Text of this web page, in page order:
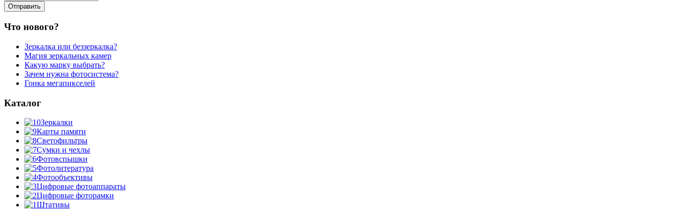
Что нового?
Зеркалка или беззеркалка?
Магия зеркальных камер
Какую марку выбрать?
Зачем нужна фотосистема?
Гонка мегапикселей
Каталог
Зеркалки
Карты памяти
Светофильтры
Сумки и чехлы
Фотовспышки
Фотолитература
Фотообъективы
Цифровые фотоаппараты
Цифровые фоторамки
Штативы